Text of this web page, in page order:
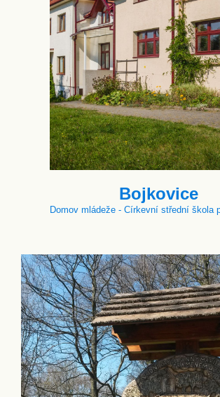
Bojkovice
Domov mládeže - Církevní střední škola